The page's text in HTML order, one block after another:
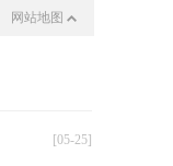
网站地图
[05-25]